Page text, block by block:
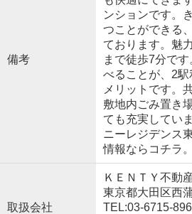
備考
ンションです。
つことができる
ております。魅
まで徒歩7分で
べることが、2
メリットです。
敷地内ごみ置き
ても充実してい
ニーレジデンス
情報ならコチラ。
取扱会社
ＫＥＮＴＹ不動
東京都大田区西
TEL:03-6715-